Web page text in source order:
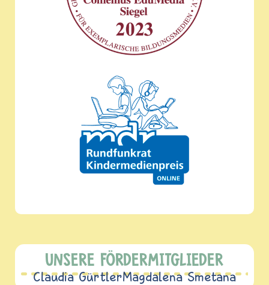
UNSERE FÖRDERMITGLIEDER
Claudia GürtlerMagdalena Smetana